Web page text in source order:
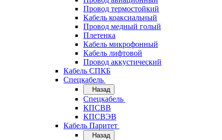
Провод термостойкий
Кабель коаксиальный
Провод медный голый
Плетенка
Кабель микрофонный
Кабель лифтовой
Провод аккустический
Кабель СПКБ
Спецкабель
Назад
Спецкабель
КПСВВ
КПСВЭВ
Кабель Паритет
Назад